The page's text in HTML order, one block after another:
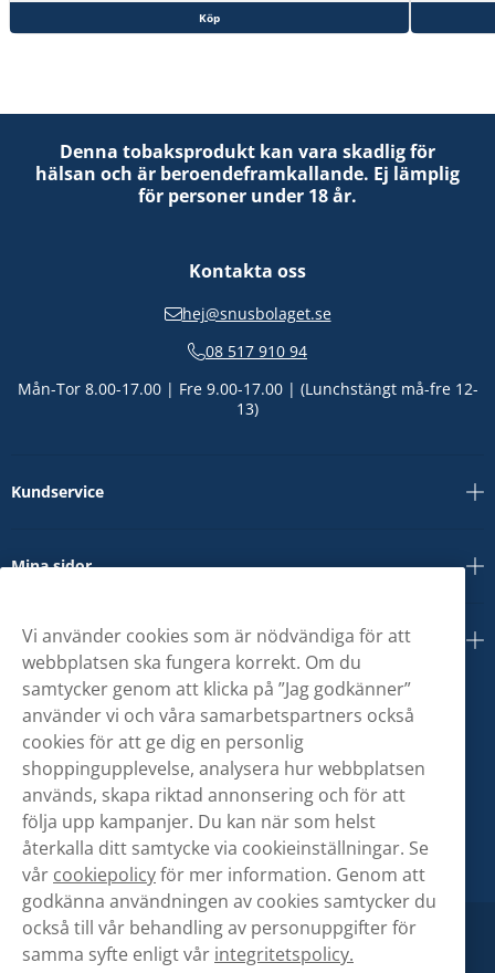
Köp
Denna tobaksprodukt kan vara skadlig för
hälsan och är beroendeframkallande. Ej lämplig
för personer under 18 år.
Kontakta oss
hej@snusbolaget.se
08 517 910 94
Mån-Tor 8.00-17.00 | Fre 9.00-17.00 | (Lunchstängt må-fre 12-
13)
Kundservice
Mina sidor
Om oss
Vi använder cookies som är nödvändiga för att
webbplatsen ska fungera korrekt. Om du
samtycker genom att klicka på ”Jag godkänner”
använder vi och våra samarbetspartners också
cookies för att ge dig en personlig
shoppingupplevelse, analysera hur webbplatsen
används, skapa riktad annonsering och för att
följa upp kampanjer. Du kan när som helst
återkalla ditt samtycke via cookieinställningar. Se
vår cookiepolicyför mer information. Genom att
godkänna användningen av cookies samtycker du
också till vår behandling av personuppgifter för
samma syfte enligt vår integritetspolicy.